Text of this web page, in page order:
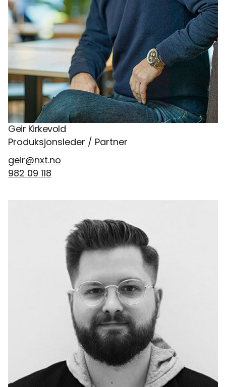
Geir Kirkevold
Produksjonsleder / Partner
geir@nxt.no
982 09 118